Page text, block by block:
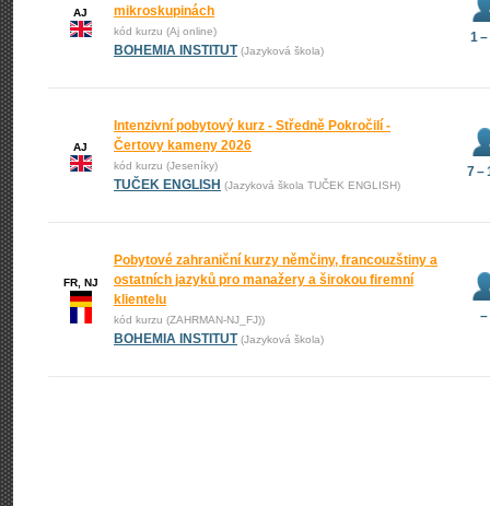
AJ
mikroskupinách
kód kurzu (Aj online)
BOHEMIA INSTITUT (Jazyková škola)
1
AJ
Intenzivní pobytový kurz - Středně Pokročilí -
Čertovy kameny 2026
kód kurzu (Jeseníky)
TUČEK ENGLISH (Jazyková škola TUČEK ENGLISH)
7 –
FR, NJ
Pobytové zahraniční kurzy němčiny, francouzštiny a
ostatních jazyků pro manažery a širokou firemní
klientelu
kód kurzu (ZAHRMAN-NJ_FJ))
BOHEMIA INSTITUT (Jazyková škola)
–